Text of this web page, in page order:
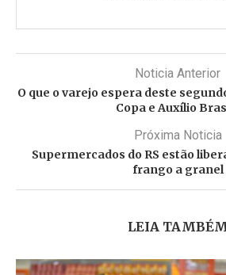
Noticia Anterior
O que o varejo espera deste
Copa e Auxílio
Próxima Noticia
Supermercados do RS estão
frango a granel
LEIA